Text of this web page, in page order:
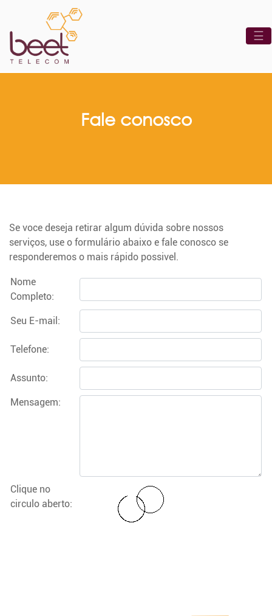
☰
Fale conosco
Se voce deseja retirar algum dúvida sobre nossos
serviços, use o formulário abaixo e fale conosco se
responderemos o mais rápido possivel.
Nome
Completo:
Seu E-mail:
Telefone:
Assunto:
Mensagem:
Clique no
circulo aberto: